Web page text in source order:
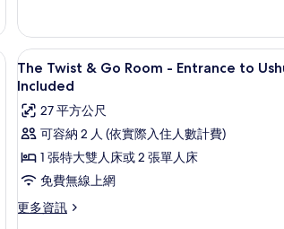
Entrance
to
Ushuaia
Club
Included
的
所
有
相
-
Stage
View
-
Entrance
to
Ushuaia
Club
Included
的
詳
情
書桌
顯
示
The
Twist
&
Go
Room
-
高級寢具、迷你
6
The Twist & Go Room - Entrance to
Included
27 平方公尺
可容納 2 人 (依實際入住人數計費)
1 張特大雙人床或 2 張單人床
免費無線上網
更多資訊
更